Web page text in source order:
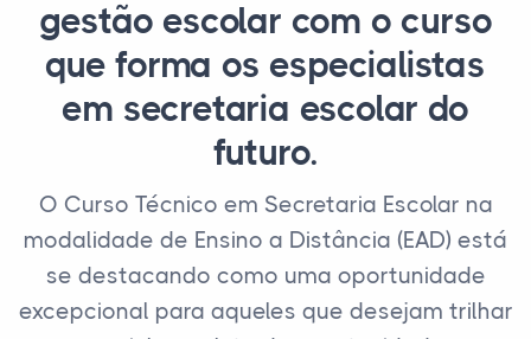
gestão escolar com o curso
que forma os especialistas
em secretaria escolar do
futuro.
O Curso Técnico em Secretaria Escolar na
modalidade de Ensino a Distância (EAD) está
se destacando como uma oportunidade
excepcional para aqueles que desejam trilhar